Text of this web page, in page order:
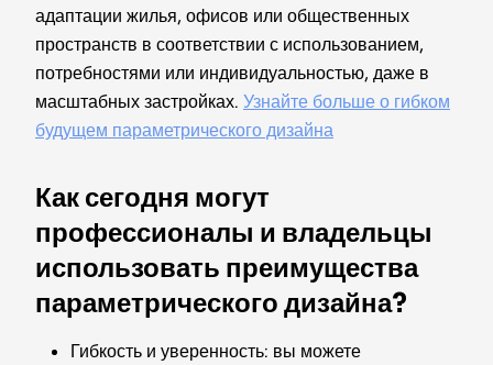
адаптации жилья, офисов или общественных
пространств в соответствии с использованием,
потребностями или индивидуальностью, даже в
масштабных застройках. Узнайте больше о гибком
будущем параметрического дизайна
Как сегодня могут
профессионалы и владельцы
использовать преимущества
параметрического дизайна?
Гибкость и уверенность: вы можете